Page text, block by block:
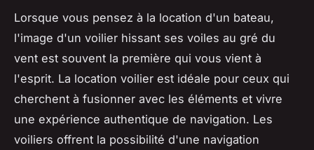
Lorsque vous pensez à la location d'un bateau,
l'image d'un voilier hissant ses voiles au gré du
vent est souvent la première qui vous vient à
l'esprit. La location voilier est idéale pour ceux qui
cherchent à fusionner avec les éléments et vivre
une expérience authentique de navigation. Les
voiliers offrent la possibilité d'une navigation